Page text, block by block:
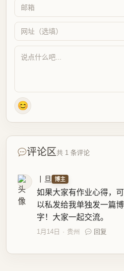
😊
评论区 共 1 条评论
丨旦 博主
如果大家有作业心得，
以私发给我单独发一篇
字！大家一起交流。
1月14日 贵州 回复